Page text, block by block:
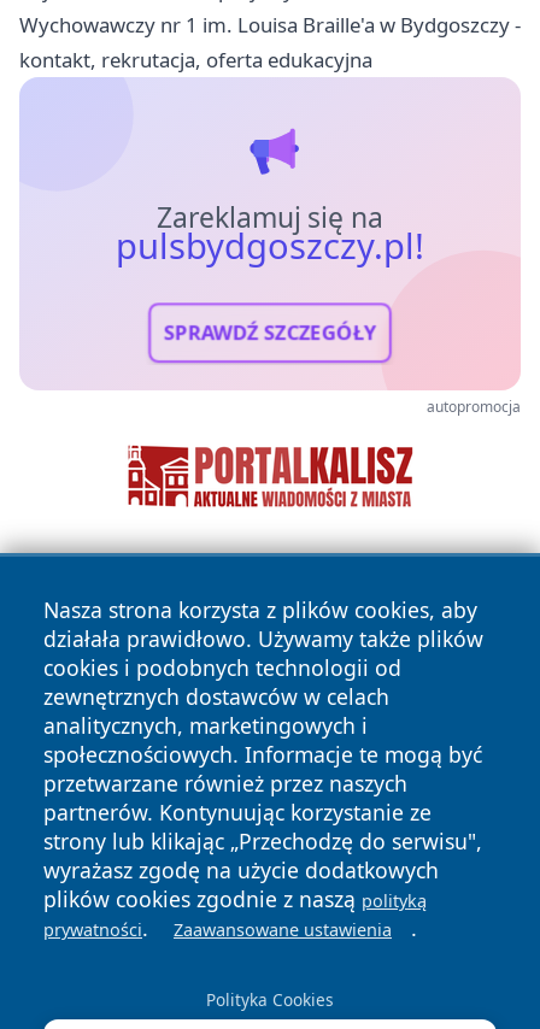
Wychowawczy nr 1 im. Louisa Braille'a w Bydgoszczy -
kontakt, rekrutacja, oferta edukacyjna
Zareklamuj się na
pulsbydgoszczy.pl!
SPRAWDŹ SZCZEGÓŁY
autopromocja
Nasza strona korzysta z plików cookies, aby
działała prawidłowo. Używamy także plików
cookies i podobnych technologii od
zewnętrznych dostawców w celach
analitycznych, marketingowych i
społecznościowych. Informacje te mogą być
przetwarzane również przez naszych
partnerów. Kontynuując korzystanie ze
strony lub klikając „Przechodzę do serwisu",
wyrażasz zgodę na użycie dodatkowych
plików cookies zgodnie z naszą polityką
prywatności. Zaawansowane ustawienia .
Polityka Cookies
Copyright © 2026 pulsbydgoszczy.pl Wszystkie prawa
zastrzeżone.
News Autorzy
Polityka
Prywatności
Polityka
Cookies